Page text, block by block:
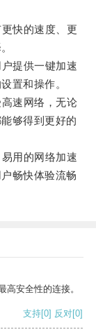
快的速度、更
提供一键加速
置和操作。
速网络，无论
够得到更好的
用的网络加速
畅快体验流畅
安全性的连接。
支持[0] 反对[0]